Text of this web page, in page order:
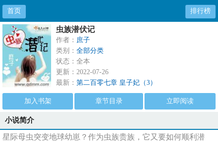
首页 排行榜
虫族潜伏记
作者： 庶子
类别： 全部分类
状态：全本
更新：2022-07-26
最新： 第二百零七章 皇子妃（3）
加入书架 章节目录 立即阅读
小说简介
星际母虫突变地球幼崽？作为虫族贵族，它又要如何顺利潜